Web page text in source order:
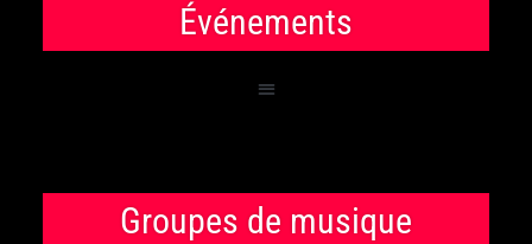
Événements
Groupes de musique